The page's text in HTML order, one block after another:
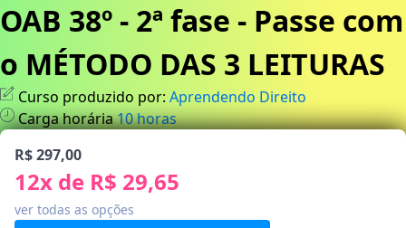
OAB 38º - 2ª fase - Passe com
o MÉTODO DAS 3 LEITURAS
Curso produzido por: Aprendendo Direito
Carga horária10horas
R$ 297,00
12x de R$ 29,65
ver todas as opções